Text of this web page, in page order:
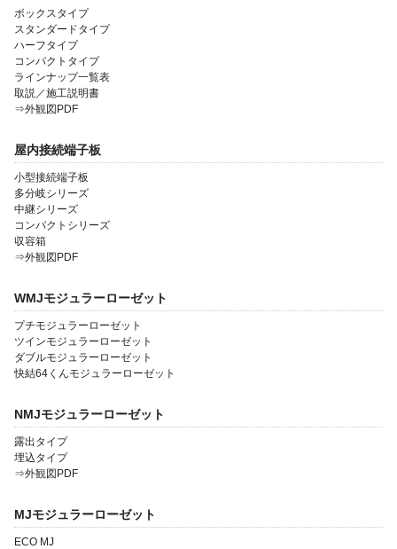
ボックスタイプ
スタンダードタイプ
ハーフタイプ
コンパクトタイプ
ラインナップ一覧表
取説／施工説明書
⇒外観図PDF
屋内接続端子板
小型接続端子板
多分岐シリーズ
中継シリーズ
コンパクトシリーズ
収容箱
⇒外観図PDF
WMJモジュラーローゼット
プチモジュラーローゼット
ツインモジュラーローゼット
ダブルモジュラーローゼット
快結64くんモジュラーローゼット
NMJモジュラーローゼット
露出タイプ
埋込タイプ
⇒外観図PDF
MJモジュラーローゼット
ECO MJ